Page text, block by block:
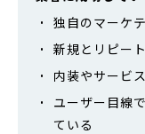
独自のマーケ
新規とリピー
内装やサービ
ユーザー目線
ている